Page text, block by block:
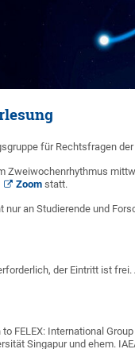
für Rechtsfragen
Zweiwochenrhythmus
Zoomstatt.
nur an Studierende und
der Eintritt ist
FELEX: International
Singapur und ehem.